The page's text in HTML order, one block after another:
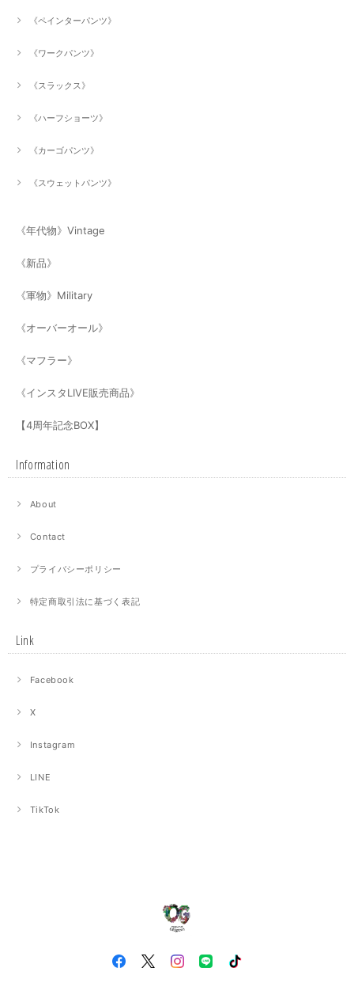
《ペインターパンツ》
《ワークパンツ》
《スラックス》
《ハーフショーツ》
《カーゴパンツ》
《スウェットパンツ》
《年代物》Vintage
《新品》
《軍物》Military
《オーバーオール》
《マフラー》
《インスタLIVE販売商品》
【4周年記念BOX】
Information
About
Contact
プライバシーポリシー
特定商取引法に基づく表記
Link
Facebook
X
Instagram
LINE
TikTok